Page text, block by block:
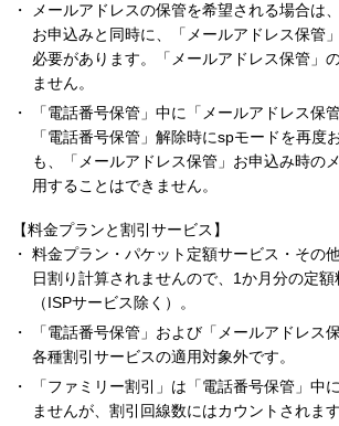
メールアドレスの保管を希望される場合は
お申込みと同時に、「メールアドレス保管
必要があります。「メールアドレス保管」
ません。
「電話番号保管」中に「メールアドレス保
「電話番号保管」解除時にspモードを再度
も、「メールアドレス保管」お申込み時の
用することはできません。
【料金プランと割引サービス】
料金プラン・パケット定額サービス・その
日割り計算されませんので、1か月分の定
（ISPサービス除く）。
「電話番号保管」および「メールアドレス
各種割引サービスの適用対象外です。
「ファミリー割引」は「電話番号保管」中
ませんが、割引回線数にはカウントされます